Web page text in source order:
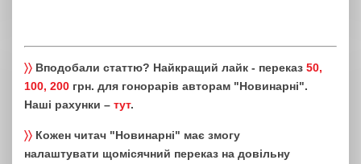
〉〉 Вподобали статтю? Найкращий лайк - переказ 50,
100, 200 грн. для гонорарів авторам "Новинарні".
Наші рахунки – тут.
〉〉 Кожен читач "Новинарні" має змогу
налаштувати щомісячний переказ на довільну